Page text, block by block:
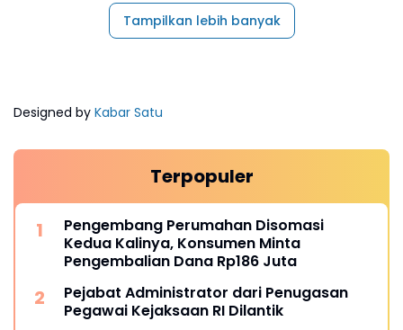
Tampilkan lebih banyak
Designed by Kabar Satu
Terpopuler
Pengembang Perumahan Disomasi
Kedua Kalinya, Konsumen Minta
Pengembalian Dana Rp186 Juta
Pejabat Administrator dari Penugasan
Pegawai Kejaksaan RI Dilantik